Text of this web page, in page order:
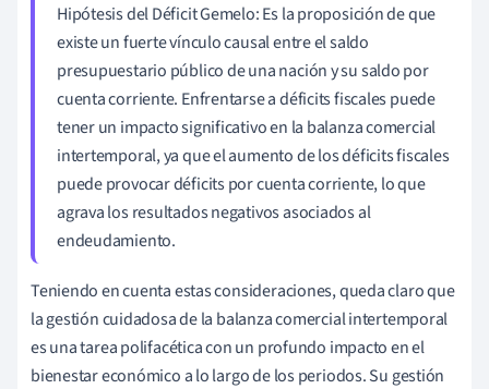
Hipótesis del Déficit Gemelo: Es la proposición de que
existe un fuerte vínculo causal entre el saldo
presupuestario público de una nación y su saldo por
cuenta corriente. Enfrentarse a déficits fiscales puede
tener un impacto significativo en la balanza comercial
intertemporal, ya que el aumento de los déficits fiscales
puede provocar déficits por cuenta corriente, lo que
agrava los resultados negativos asociados al
endeudamiento.
Teniendo en cuenta estas consideraciones, queda claro que
la gestión cuidadosa de la balanza comercial intertemporal
es una tarea polifacética con un profundo impacto en el
bienestar económico a lo largo de los periodos. Su gestión